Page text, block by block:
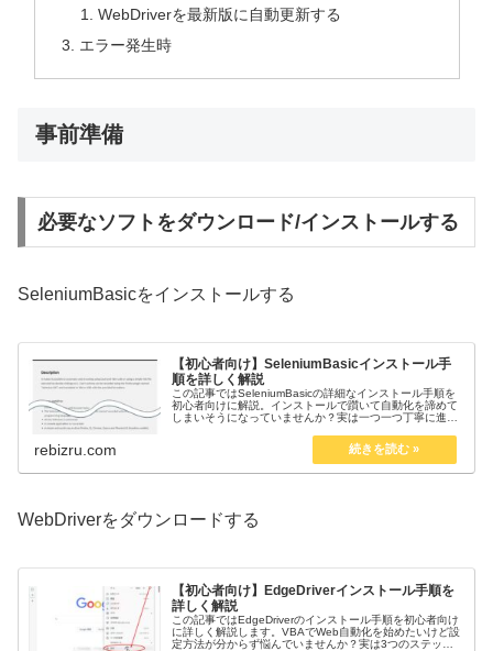
WebDriverを最新版に自動更新する
エラー発生時
事前準備
必要なソフトをダウンロード/インストールする
SeleniumBasicをインストールする
【初心者向け】SeleniumBasicインストール手
順を詳しく解説
この記事ではSeleniumBasicの詳細なインストール手順を
初心者向けに解説。インストールで躓いて自動化を諦めて
しまいそうになっていませんか？実は一つ一つ丁寧に進め
rebizru.com
WebDriverをダウンロードする
【初心者向け】EdgeDriverインストール手順を
詳しく解説
この記事ではEdgeDriverのインストール手順を初心者向け
に詳しく解説します。VBAでWeb自動化を始めたいけど設
定方法が分からず悩んでいませんか？実は3つのステップ